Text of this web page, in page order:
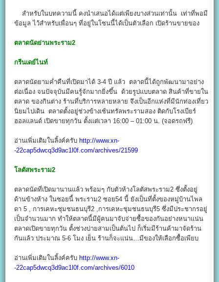
สำหรับในบทความนี้ คงนำเสนอได้แต่เพียงบางส่วนเท่านั้น เท่าที่พอมี
ข้อมูล ไว้สำหรับเพื่อนๆ ที่อยู่ในโซนนี้ได้เป็นตัวเลือก เปิดร้านขายของ
ตลาดนัดย่านพระราม2
กรีนเดย์ไนท์
ตลาดนัดยามค่ำคืนที่เปิดมาได้ 3-4 ปี แล้ว ตลาดนี้ได้ถูกพัฒนามาอย่าง
ต่อเนื่อง จนปัจจุบันมีคนรู้จักมากยิ่งขึ้น ด้วยรูปแบบตลาด สินค้าที่ขายใน
ตลาด ของกินต่าง ร้านที่บริการหลายหลาย จึงเป็นอีกแห่งที่มีนักท่องเที่ยว
นิยมไปเดิน ตลาดตั้งอยู่ช่วงข้างเซ้นทรัลพระรามสอง ติดกับโรงเบียร์
ฮอลแลนด์ เปิดขายทุกวัน ตั้งแต่เวลา 16:00 – 01:00 น. (จอดรถฟรี)
อ่านเพิ่มเติมในลิ้งค์ครับ http://www.xn-
-22cap5dwcq3d9ac1l0f.com/archives/21599
โลตัสพระราม2
ตลาดนัดที่เปิดมานานแล้ว พร้อมๆ กับตัวห้างโลตัสพระราม2 ซึ่งตั้งอยู่
ด้านข้างห้าง ในซอยนี้ พระราม2 ซอย54 นี้ ยังเป็นที่ตั้งของหมู่บ้านไพล
ดา 5 , การเคหะชุมชนธนบุรี2 ,การเคหะชุมชนธนบุรี5 ซึ่งมีประชากรอยู่
เป็นจำนวนมาก ทำให้ตลาดนี้มีผู้คนมาจับจ่ายซื้อของกันอย่างหนาแน่น
ตลาดเปิดขายทุกวัน ตั้งช่วงบ่ายสามเป็นต้นไป ก็เริ่มมีร้านค้ามาจัดร้าน
กันแล้ว ประมาณ 5-6 โมง เย็น ร้านก็จะแน่น…มีของให้เลือกซื้อเพียบ
อ่านเพิ่มเติมในลิ้งค์ครับhttp://www.xn-
-22cap5dwcq3d9ac1l0f.com/archives/6010